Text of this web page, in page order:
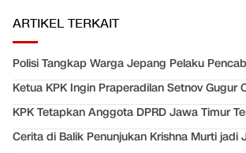
ARTIKEL TERKAIT
Polisi Tangkap Warga Jepang Pelaku
Ketua KPK Ingin Praperadilan Setnov Gugur
KPK Tetapkan Anggota DPRD Jawa Timur
Cerita di Balik Penunjukan Krishna Murti jadi